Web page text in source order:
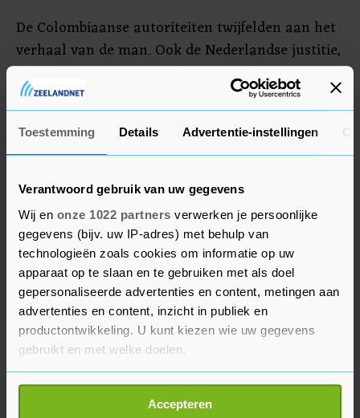
Toestemming Details Advertentie-instellingen
Verantwoord gebruik van uw gegevens
Wij en onze 1022 partners verwerken je persoonlijke
gegevens (bijv. uw IP-adres) met behulp van
technologieën zoals cookies om informatie op uw
apparaat op te slaan en te gebruiken met als doel
gepersonaliseerde advertenties en content, metingen aan
advertenties en content, inzicht in publiek en
productontwikkeling. U kunt kiezen wie uw gegevens
gebruikt en met welke doelen.
Als u het toestaat, willen we ook graag:
Informatie verzamelen over uw geografische
Accepteren
De Colombiaanse autoriteiten twijfelden aan het
verhaal van de man. Ook de Nederlandse justitie,
die de vervolging van Colombia heeft
overgenomen, doet dat. Het OM vindt het
piratenscenario niet aannemelijk.